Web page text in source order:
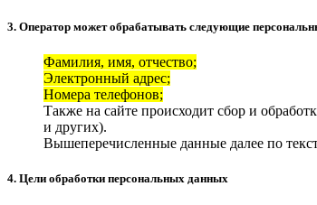
3. Оператор может обрабатывать следующие
Фамилия, имя, отчество;
Электронный адрес;
Номера телефонов;
Также на сайте происходит сбор и
и других).
Вышеперечисленные данные далее по
4. Цели обработки персональных данных